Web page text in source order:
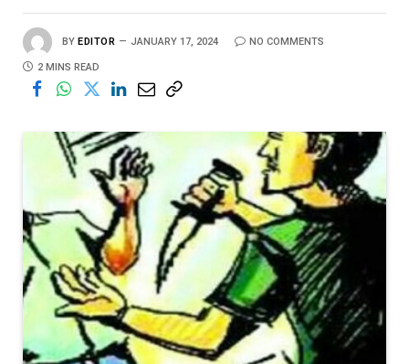
BY EDITOR JANUARY 17, 2024 NO COMMENTS
2 MINS READ